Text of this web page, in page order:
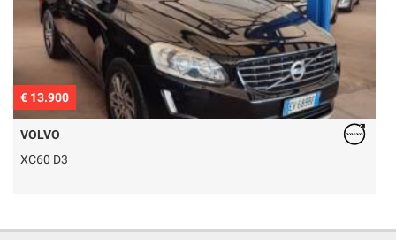
€ 13.900
VOLVO
XC60 D3